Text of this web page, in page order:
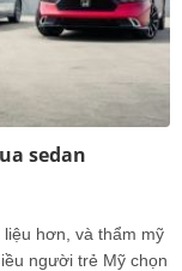
sedan
hơn, và thẩm mỹ
người trẻ Mỹ chọn